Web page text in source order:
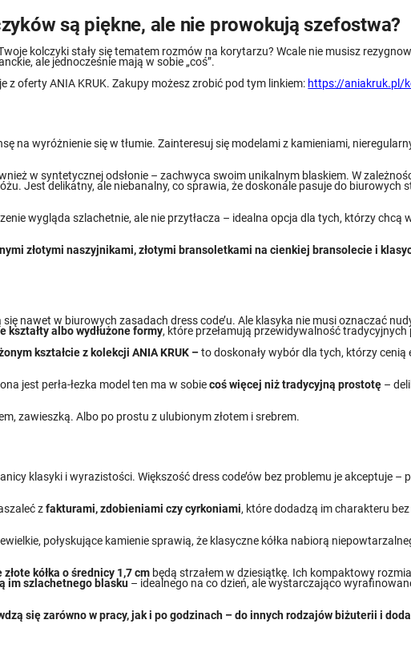
są piękne, ale nie prowokują szefostwa?
kolczyki stały się tematem rozmów na korytarzu? Wcale nie musisz
ale jednocześnie mają w sobie „coś”.
z oferty ANIA KRUK. Zakupy możesz zrobić pod tym linkiem: https://aniakruk.pl/
na wyróżnienie się w tłumie. Zainteresuj się modelami z kamieniami,
w syntetycznej odsłonie – zachwyca swoim unikalnym blaskiem. W
Jest delikatny, ale niebanalny, co sprawia, że doskonale pasuje do biurowych
wygląda szlachetnie, ale nie przytłacza – idealna opcja dla tych, którzy chcą
złotymi naszyjnikami, złotymi bransoletkami na cienkiej bransolecie i
nawet w biurowych zasadach dress code’u. Ale klasyka nie musi oznaczać
albo wydłużone formy, które przełamują przewidywalność tradycyjnych
kształcie z kolekcji ANIA KRUK –to doskonały wybór dla tych, którzy cenią
jest perła-łezka model ten ma w sobiecoś więcej niż tradycyjną prostotę –
zawieszką. Albo po prostu z ulubionym złotem i srebrem.
klasyki i wyrazistości. Większość dress code’ów bez problemu je akceptuje –
zfakturami, zdobieniami czy cyrkoniami, które dodadzą im charakteru
połyskujące kamienie sprawią, że klasyczne kółka nabiorą
złote kółka o średnicy 1,7 cm będą strzałem w dziesiątkę. Ich kompaktowy
im szlachetnego blasku – idealnego na co dzień, ale wystarczająco
się zarówno w pracy, jak i po godzinach – do innych rodzajów biżuterii i